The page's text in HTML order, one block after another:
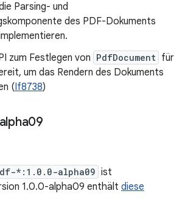
Parsing- und
des PDF-Dokuments
zum Festlegen von PdfDocument für
um das Rendern des Dokuments
(If8738)
*:1.0.0-alpha09 ist
1.0.0-alpha09 enthält diese